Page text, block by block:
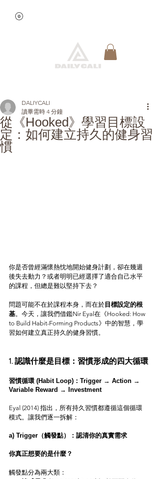
從《Hooked》學習目標設
定：如何建立持久的健身習
慣
DALIYCALI
讀畢需時 4 分鐘
你是否曾經滿懷熱忱地開始健身計劃，卻在幾週
後失去動力？或者明明已經選擇了適合自己水平
的課程，但總是難以堅持下去？
問題可能不在於課程本身，而在於 目標設定的根
基。今天，讓我們借鑑Nir Eyal在《Hooked: How
to Build Habit-Forming Products》中的智慧，學
習如何建立真正持久的健身習慣。
1. 認識什麼是目標：習慣形成的四大循環
習慣循環 (Habit Loop)：Trigger → Action →
Variable Reward → Investment
Eyal (2014) 指出，所有持久習慣都遵循這個循環
模式。讓我們逐一拆解：
a) Trigger（觸發點）：認清你的真實需求
你真正想要的是什麼？
觸發點分為兩大類：